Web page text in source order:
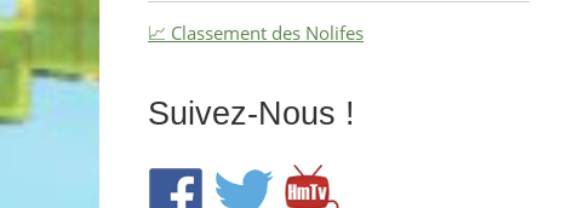
📈 Classement des Nolifes
Suivez-Nous !